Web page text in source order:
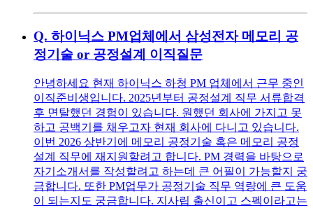
Q. 하이닉스 PM업체에서 삼성전자 메모리 공
정기술 or 공정설계 이직질문
안녕하세요 현재 하이닉스 하청 PM 업체에서 근무 중인
이직준비생입니다. 2025년부터 공정설계 직무 서류합격
후 면탈했던 경험이 있습니다. 원했던 회사에 가지고 못
하고 공백기를 채우고자 현재 회사에 다니고 있습니다.
이번 2026 상반기에 메모리 공정기술 혹은 메모리 공정
설계 직무에 재지원할려고 합니다. PM 경력을 바탕으로
자기소개서를 작성할려고 하는데 큰 어필이 가능할지 궁
금합니다. 또한 PM업무가 공정기술 직무 역량에 큰 도움
이 되는지도 궁금합니다. 지사립 출신이고 스펙이라고는